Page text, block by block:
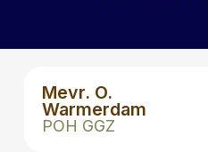
Mevr. O.
Warmerdam
POH GGZ